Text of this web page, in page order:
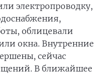
электропроводку,
облицевали
окна. Внутренние
сейчас
В ближайшее